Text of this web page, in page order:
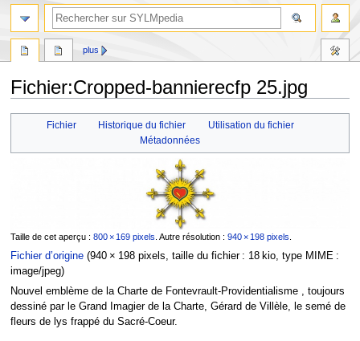
Fichier:Cropped-bannierecfp 25.jpg
Fichier Historique du fichier
Utilisation du fichier
Métadonnées
Taille de cet aperçu : 800 × 169 pixels Autre résolution : 940 × 198 pixels
Fichier d’origine‎ (940 × 198 pixels, taille du fichier : 18 kio, type MIME :
image/jpeg)
Nouvel emblème de la Charte de Fontevrault-Providentialisme , toujours
dessiné par le Grand Imagier de la Charte, Gérard de Villèle, le semé de
fleurs de lys frappé du Sacré-Coeur.
plus